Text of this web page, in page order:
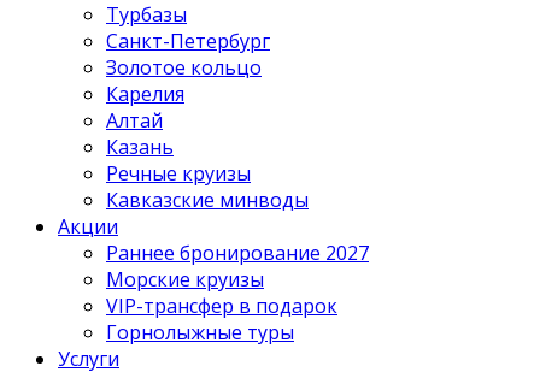
Турбазы
Санкт-Петербург
Золотое кольцо
Карелия
Алтай
Казань
Речные круизы
Кавказские минводы
Акции
Раннее бронирование 2027
Морские круизы
VIP-трансфер в подарок
Горнолыжные туры
Услуги